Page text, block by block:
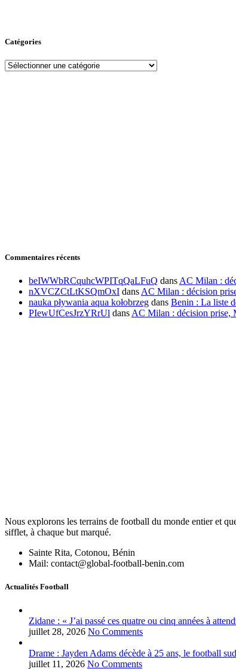
Catégories
Catégories
Commentaires récents
beIWWbRCquhcWPITqQaLFuQ dans AC Milan :
nXVCZCtLtKSQmOxI dans AC Milan : décision
nauka pływania aqua kołobrzeg dans Benin : La liste
PIewUfCesJrzYRrUl dans AC Milan : décision prise,
Nous explorons les terrains de football du monde entier et
sifflet, à chaque but marqué.
Sainte Rita, Cotonou, Bénin
Mail: contact@global-football-benin.com
Actualités Football
Zidane : « J’ai passé ces quatre ou cinq années à
juillet 28, 2026 No Comments
Drame : Jayden Adams décède à 25 ans, le football
juillet 11, 2026 No Comments